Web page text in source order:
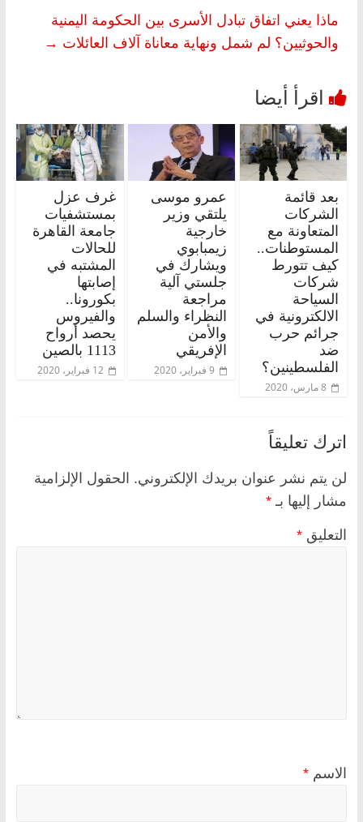
ماذا يعني اتفاق تبادل الأسرى بين الحكومة اليمنية
والحوثيين؟ لم شمل ونهاية معاناة آلاف العائلات →
بعد قائمة
الشركات
المتعاونة مع
المستوطنات..
كيف تتورط
شركات
السياحة
الالكترونية في
جرائم حرب
ضد
الفلسطينين؟
8 مارس، 2020
عمرو موسى
يلتقي وزير
خارجية
زيمبابوي
ويشارك في
جلستي آلية
مراجعة
النظراء والسلم
والأمن
الإفريقي
9 فبراير، 2020
غرف عزل
بمستشفيات
جامعة القاهرة
للحالات
المشتبه في
إصابتها
بكورونا..
والفيروس
يحصد أرواح
1113 بالصين
12 فبراير، 2020
اترك تعليقاً
لن يتم نشر عنوان بريدك الإلكتروني. الحقول الإلزامية
مشار إليها بـ *
التعليق *
الاسم *